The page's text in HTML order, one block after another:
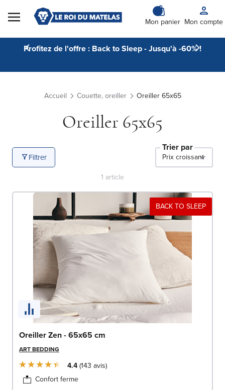
Skip to Content
Mon panier Mon compte
Profitez de l'offre : Back to Sleep - Jusqu'à -60% !
Accueil Couette, oreiller Oreiller 65x65
Oreiller 65x65
Filtrer
Trier par
1 article
BACK TO SLEEP
Oreiller Zen - 65x65 cm
ART BEDDING
4.4 143 avis
Confort ferme